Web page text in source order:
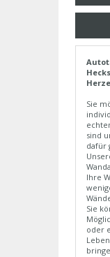
Sie
sind
dafür
Ihre
Sie
oder